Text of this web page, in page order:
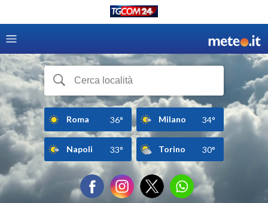
Roma 36° Milano 34°
Napoli 33° Torino 30°